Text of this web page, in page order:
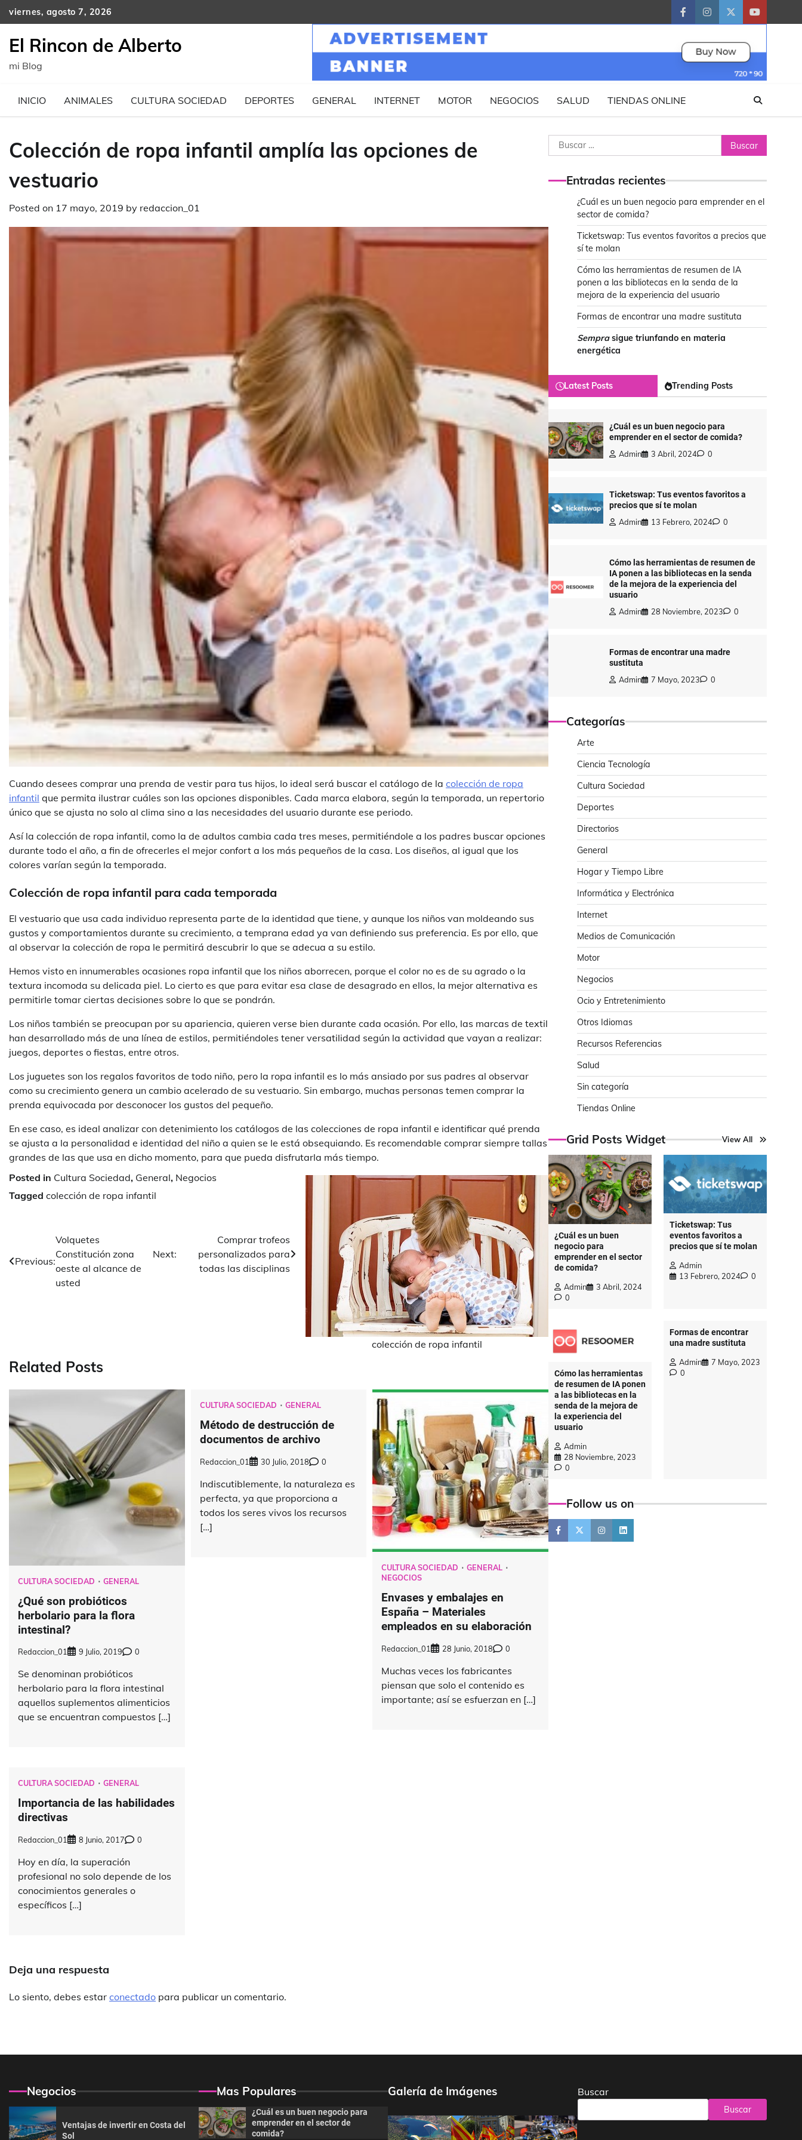
Skip
to
content
viernes, agosto 7, 2026
facebookinstagram
twitteryoutube
El Rincon de Alberto
mi Blog
INICIO ANIMALES CULTURA SOCIEDAD DEPORTES GENERAL INTERNET MOTOR NEGOCIOS SALUD TIENDAS ONLINE
Colección de ropa infantil amplía las opciones de
vestuario
Posted on 17 mayo, 2019 by redaccion_01
Cuando desees comprar una prenda de vestir para tus hijos, lo ideal será buscar el catálogo de la colección de ropa
infantil que permita ilustrar cuáles son las opciones disponibles. Cada marca elabora, según la temporada, un repertorio
único que se ajusta no solo al clima sino a las necesidades del usuario durante ese periodo.
Así la colección de ropa infantil, como la de adultos cambia cada tres meses, permitiéndole a los padres buscar opciones
durante todo el año, a fin de ofrecerles el mejor confort a los más pequeños de la casa. Los diseños, al igual que los
colores varían según la temporada.
Colección de ropa infantil para cada temporada
El vestuario que usa cada individuo representa parte de la identidad que tiene, y aunque los niños van moldeando sus
gustos y comportamientos durante su crecimiento, a temprana edad ya van definiendo sus preferencia. Es por ello, que
al observar la colección de ropa le permitirá descubrir lo que se adecua a su estilo.
Hemos visto en innumerables ocasiones ropa infantil que los niños aborrecen, porque el color no es de su agrado o la
textura incomoda su delicada piel. Lo cierto es que para evitar esa clase de desagrado en ellos, la mejor alternativa es
permitirle tomar ciertas decisiones sobre lo que se pondrán.
Los niños también se preocupan por su apariencia, quieren verse bien durante cada ocasión. Por ello, las marcas de textil
han desarrollado más de una línea de estilos, permitiéndoles tener versatilidad según la actividad que vayan a realizar:
juegos, deportes o fiestas, entre otros.
Los juguetes son los regalos favoritos de todo niño, pero la ropa infantil es lo más ansiado por sus padres al observar
como su crecimiento genera un cambio acelerado de su vestuario. Sin embargo, muchas personas temen comprar la
prenda equivocada por desconocer los gustos del pequeño.
En ese caso, es ideal analizar con detenimiento los catálogos de las colecciones de ropa infantil e identificar qué prenda
se ajusta a la personalidad e identidad del niño a quien se le está obsequiando. Es recomendable comprar siempre tallas
grandes de las que usa en dicho momento, para que pueda disfrutarla más tiempo.
colección de ropa infantil
Posted in Cultura Sociedad, General, Negocios
Tagged colección de ropa infantil
Navegación
de
entradas
Previous:
Volquetes
Constitución zona
oeste al alcance de
usted
Next:
Comprar trofeos
personalizados para
todas las disciplinas
Related Posts
CULTURA SOCIEDAD GENERAL
¿Qué son probióticos
herbolario para la flora
intestinal?
Redaccion_01 9 Julio, 2019 0
Se denominan probióticos
herbolario para la flora intestinal
aquellos suplementos alimenticios
que se encuentran compuestos […]
CULTURA SOCIEDAD GENERAL
Método de destrucción de
documentos de archivo
Redaccion_01 30 Julio, 2018 0
Indiscutiblemente, la naturaleza es
perfecta, ya que proporciona a
todos los seres vivos los recursos
[…]
CULTURA SOCIEDAD
GENERAL
NEGOCIOS
Envases y embalajes en
España – Materiales
empleados en su elaboración
Redaccion_01 28 Junio, 2018 0
Muchas veces los fabricantes
piensan que solo el contenido es
importante; así se esfuerzan en […]
CULTURA SOCIEDAD GENERAL
Importancia de las habilidades
directivas
Redaccion_01 8 Junio, 2017 0
Hoy en día, la superación
profesional no solo depende de los
conocimientos generales o
específicos […]
Deja una respuesta
Lo siento, debes estar conectado para publicar un comentario.
Buscar:
Entradas recientes
¿Cuál es un buen negocio para emprender en el
sector de comida?
Ticketswap: Tus eventos favoritos a precios que
sí te molan
Cómo las herramientas de resumen de IA
ponen a las bibliotecas en la senda de la
mejora de la experiencia del usuario
Formas de encontrar una madre sustituta
Semprasigue triunfando en materia
energética
Latest Posts Trending Posts
¿Cuál es un buen negocio para
emprender en el sector de comida?
Admin
3 Abril, 2024 0
Ticketswap: Tus eventos favoritos a
precios que sí te molan
Admin
13 Febrero, 2024 0
Cómo las herramientas de resumen de
IA ponen a las bibliotecas en la senda
de la mejora de la experiencia del
usuario
Admin
28 Noviembre, 2023 0
Formas de encontrar una madre
sustituta
Admin
7 Mayo, 2023 0
Categorías
Arte
Ciencia Tecnología
Cultura Sociedad
Deportes
Directorios
General
Hogar y Tiempo Libre
Informática y Electrónica
Internet
Medios de Comunicación
Motor
Negocios
Ocio y Entretenimiento
Otros Idiomas
Recursos Referencias
Salud
Sin categoría
Tiendas Online
Grid Posts Widget View All
¿Cuál es un buen
negocio para
emprender en el sector
de comida?
Admin
3 Abril, 2024
0
Ticketswap: Tus
eventos favoritos a
precios que sí te molan
Admin
13 Febrero, 2024
0
Cómo las herramientas
de resumen de IA ponen
a las bibliotecas en la
senda de la mejora de
la experiencia del
usuario
Admin
28 Noviembre, 2023
0
Formas de encontrar
una madre sustituta
Admin
7 Mayo, 2023
0
Follow us on
Negocios
Ventajas de invertir en Costa del
Sol
Mas Populares
¿Cuál es un buen negocio para
emprender en el sector de
comida?
Galería de Imágenes Buscar
Buscar